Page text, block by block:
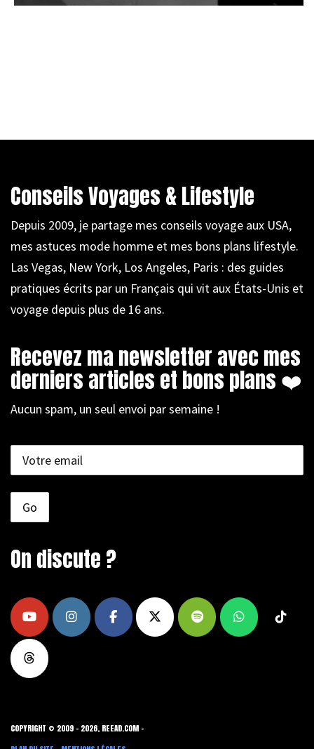
Conseils Voyages & Lifestyle
Depuis 2009, je partage mes conseils voyage aux USA,
mes astuces mode homme et mes bons plans lifestyle.
Las Vegas, New York, Los Angeles, Paris : des guides
pratiques écrits par un Français qui vit aux États-Unis et
voyage depuis plus de 16 ans.
Recevez ma newsletter avec mes
derniers articles et bons plans ❤️
Aucun spam, un seul envoi par semaine !
On discute ?
COPYRIGHT © 2009 - 2026, REEAD.COM -